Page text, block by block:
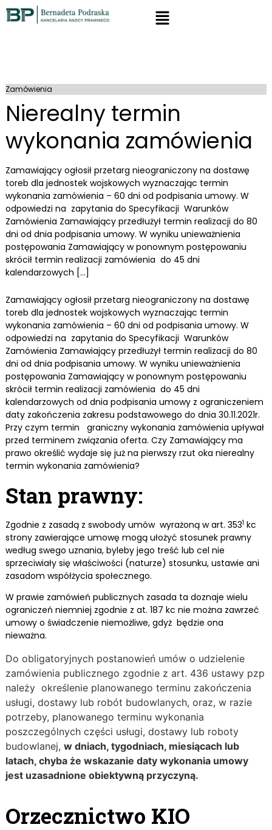
Zamówienia
Nierealny termin
wykonania zamówienia
Zamawiający ogłosił przetarg nieograniczony na dostawę
toreb dla jednostek wojskowych wyznaczając termin
wykonania zamówienia – 60 dni od podpisania umowy. W
odpowiedzi na zapytania do Specyfikacji Warunków
Zamówienia Zamawiający przedłużył termin realizacji do 80
dni od dnia podpisania umowy. W wyniku unieważnienia
postępowania Zamawiający w ponownym postępowaniu
skrócił termin realizacji zamówienia do 45 dni
kalendarzowych […]
Zamawiający ogłosił przetarg nieograniczony na dostawę
toreb dla jednostek wojskowych wyznaczając termin
wykonania zamówienia – 60 dni od podpisania umowy. W
odpowiedzi na zapytania do Specyfikacji Warunków
Zamówienia Zamawiający przedłużył termin realizacji do 80
dni od dnia podpisania umowy. W wyniku unieważnienia
postępowania Zamawiający w ponownym postępowaniu
skrócił termin realizacji zamówienia do 45 dni
kalendarzowych od dnia podpisania umowy z ograniczeniem
daty zakończenia zakresu podstawowego do dnia 30.11.2021r.
Przy czym termin graniczny wykonania zamówienia upływał
przed terminem związania oferta. Czy Zamawiający ma
prawo określić wydaje się już na pierwszy rzut oka nierealny
termin wykonania zamówienia?
Stan prawny:
Zgodnie z zasadą z swobody umów wyrażoną w art. 3531 kc
strony zawierające umowę mogą ułożyć stosunek prawny
według swego uznania, byleby jego treść lub cel nie
sprzeciwiały się właściwości (naturze) stosunku, ustawie ani
zasadom współżycia społecznego.
W prawie zamówień publicznych zasada ta doznaje wielu
ograniczeń niemniej zgodnie z at. 187 kc nie można zawrzeć
umowy o świadczenie niemożliwe, gdyż będzie ona
nieważna.
Do obligatoryjnych postanowień umów o udzielenie
zamówienia publicznego zgodnie z art. 436 ustawy pzp
należy określenieplanowanego terminu zakończenia
usługi, dostawy lub robót budowlanych, oraz, w razie
potrzeby, planowanego terminu wykonania
poszczególnych części usługi, dostawy lub roboty
budowlanej, w dniach, tygodniach, miesiącach lub
latach, chyba że wskazanie daty wykonania umowy
jest uzasadnione obiektywną przyczyną.
Orzecznictwo KIO